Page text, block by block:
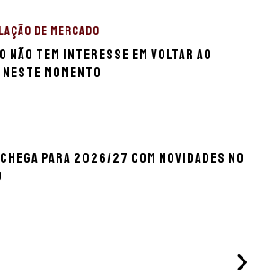
DE MERCADO
não tem interesse em voltar ao
momento
para 2026/27 com novidades no